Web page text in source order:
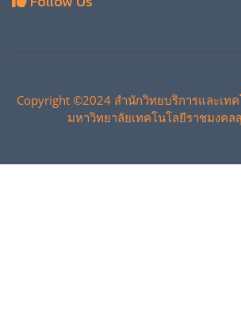
Copyright ©2024 สำนักวิทยบริการและเท
มหาวิทยาลัยเทคโนโลยีราชมงค